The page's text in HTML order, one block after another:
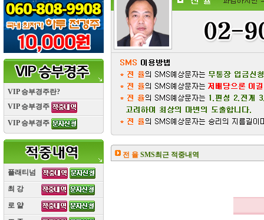
VIP 승부경주란?
VIP 승부경주
VIP 승부경주
플래티넘
최 강
로 얄
전 율 SMS최근 적중내역